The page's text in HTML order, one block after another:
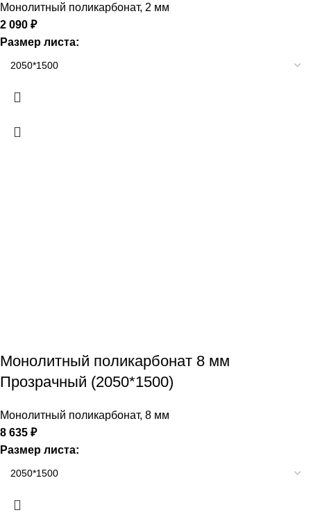
Монолитный поликарбонат, 2 мм
2 090 ₽
Размер листа:
Монолитный поликарбонат 8 мм
Прозрачный (2050*1500)
Монолитный поликарбонат, 8 мм
8 635 ₽
Размер листа: